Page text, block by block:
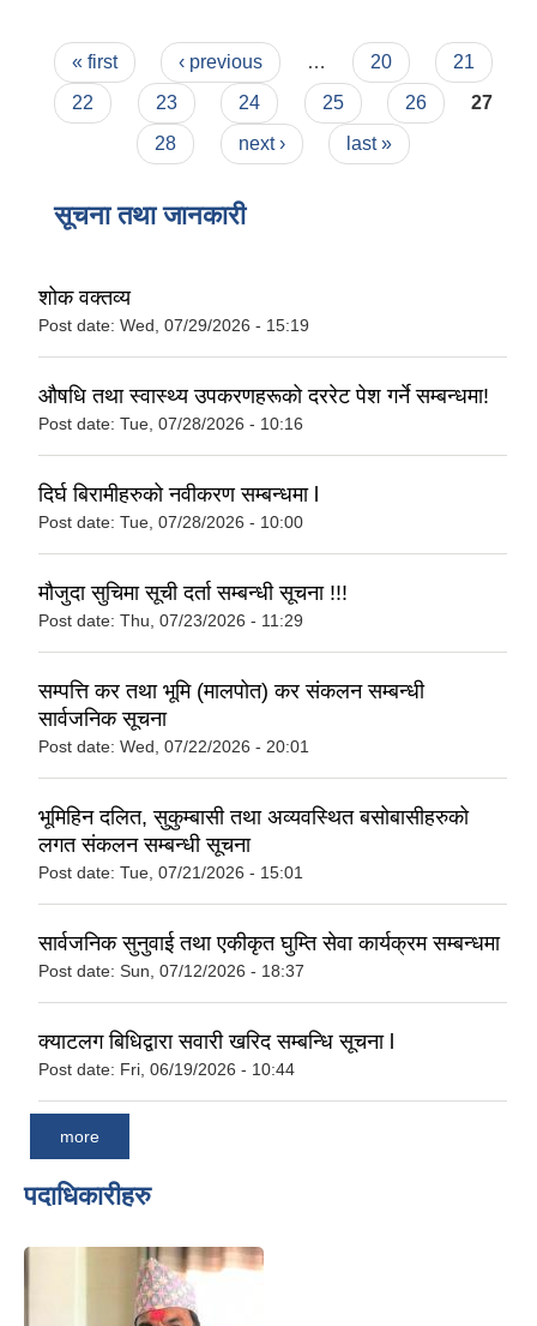
Pages
« first ‹ previous … 20
21
22
23 24 25 26
27
28
next › last »
सूचना तथा जानकारी
शोक वक्तव्य
Post date: Wed, 07/29/2026 - 15:19
औषधि तथा स्वास्थ्य उपकरणहरूको दररेट पेश गर्ने सम्बन्धमा!
Post date: Tue, 07/28/2026 - 10:16
दिर्घ बिरामीहरुको नवीकरण सम्बन्धमा l
Post date: Tue, 07/28/2026 - 10:00
मौजुदा सुचिमा सूची दर्ता सम्बन्धी सूचना !!!
Post date: Thu, 07/23/2026 - 11:29
सम्पत्ति कर तथा भूमि (मालपोत) कर संकलन सम्बन्धी
सार्वजनिक सूचना
Post date: Wed, 07/22/2026 - 20:01
भूमिहिन दलित, सुकुम्बासी तथा अव्यवस्थित बसोबासीहरुको
लगत संकलन सम्बन्धी सूचना
Post date: Tue, 07/21/2026 - 15:01
सार्वजनिक सुनुवाई तथा एकीकृत घुम्ति सेवा कार्यक्रम सम्बन्धमा
Post date: Sun, 07/12/2026 - 18:37
क्याटलग बिधिद्वारा सवारी खरिद सम्बन्धि सूचना l
Post date: Fri, 06/19/2026 - 10:44
more
पदाधिकारीहरु